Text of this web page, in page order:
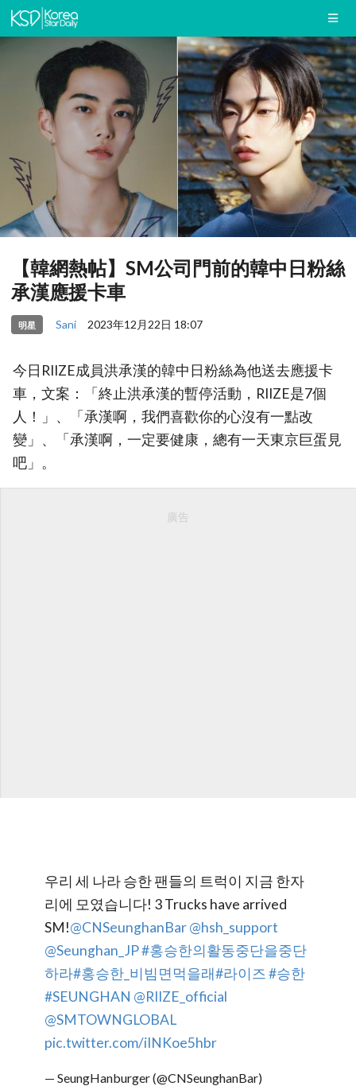
【韓網熱帖】SM公司門前的韓中日粉絲
承漢應援卡車
明星 Sani 2023年12月22日 18:07
今日RIIZE成員洪承漢的韓中日粉絲為他送去應援卡
車，文案：「終止洪承漢的暫停活動，RIIZE是7個
人！」、「承漢啊，我們喜歡你的心沒有一點改
變」、「承漢啊，一定要健康，總有一天東京巨蛋見
吧」。
廣告
우리 세 나라 승한 팬들의 트럭이 지금 한자
리에 모였습니다! 3 Trucks have arrived
SM!@CNSeunghanBar@hsh_support
@Seunghan_JP#홍승한의활동중단을중단
하라#홍승한_비빔면먹을래#라이즈#승한
#SEUNGHAN @RIIZE_official
@SMTOWNGLOBAL
pic.twitter.com/iINKoe5hbr
— SeungHanburger (@CNSeunghanBar)